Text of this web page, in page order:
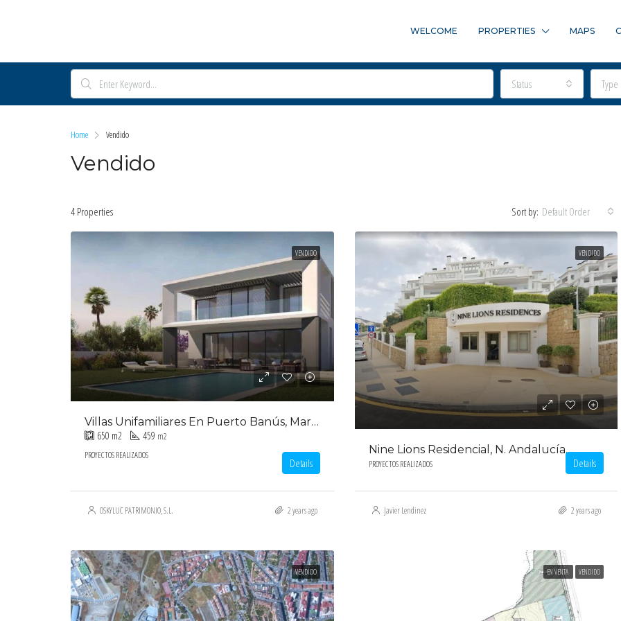
WELCOME PROPERTIES MAPS
Status Type
Home Vendido
Vendido
4 Properties Sort by: Default Order
VENDIDO
Villas Unifamiliares En Puerto Banús, Marbella.
650 m2 459 m2
PROYECTOS REALIZADOS
Details
OSKYLUC PATRIMONIO, S.L. 2 years ago
VENDIDO
Nine Lions Residencial, N. Andalucía.
PROYECTOS REALIZADOS Details
Javier Lendinez 2 years ago
VENDIDO EN VENTA VENDIDO